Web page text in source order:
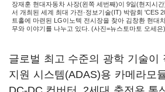
장재훈 현대자동차 사장(왼쪽 세번째)이 9일(현지시
서 개최된 세계 최대 가전·정보기술(IT) 박람회 'CES
트홀에 마련된 LG이노텍 전시장을 찾아 김창환 현대
무와 이야기를 나누고 있다. (사진=뉴스토마토 오세은)
글로벌 최고 수준의 광학 기술이
지원 시스템(ADAS)용 카메라모